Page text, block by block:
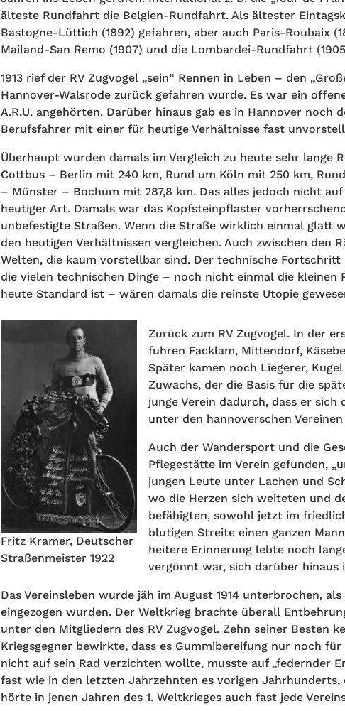
älteste Rundfahrt die Belgien-Rundfahrt. Als ältester
Bastogne-Lüttich (1892) gefahren, aber auch Paris-Roubaix
Mailand-San Remo (1907) und die Lombardei-Rundfahrt
1913 rief der RV Zugvogel „sein“ Rennen in Leben – den
Hannover-Walsrode zurück gefahren wurde. Es war ein
A.R.U. angehörten. Darüber hinaus gab es in Hannover noch
Berufsfahrer mit einer für heutige Verhältnisse fast
Überhaupt wurden damals im Vergleich zu heute sehr lange
Cottbus – Berlin mit 240 km, Rund um Köln mit 250 km,
– Münster – Bochum mit 287,8 km. Das alles jedoch nicht
heutiger Art. Damals war das Kopfsteinpflaster
unbefestigte Straßen. Wenn die Straße wirklich einmal glatt
den heutigen Verhältnissen vergleichen. Auch zwischen den
Welten, die kaum vorstellbar sind. Der technische
die vielen technischen Dinge – noch nicht einmal die kleinen
heute Standard ist – wären damals die reinste Utopie
Fritz Kramer, Deutscher
Straßenmeister 1922
Zurück zum RV Zugvogel. In der
fuhren Facklam, Mittendorf,
Später kamen noch Liegerer,
Zuwachs, der die Basis für die
junge Verein dadurch, dass er
unter den hannoverschen
Auch der Wandersport und die
Pflegestätte im Verein gefunden,
jungen Leute unter Lachen und
wo die Herzen sich weiteten und
befähigten, sowohl jetzt im
blutigen Streite einen ganzen
heitere Erinnerung lebte noch
vergönnt war, sich darüber hinaus
Das Vereinsleben wurde jäh im August 1914 unterbrochen,
eingezogen wurden. Der Weltkrieg brachte überall
unter den Mitgliedern des RV Zugvogel. Zehn seiner Besten
Kriegsgegner bewirkte, dass es Gummibereifung nur noch
nicht auf sein Rad verzichten wollte, musste auf „federnder
fast wie in den letzten Jahrzehnten es vorigen
hörte in jenen Jahren des 1. Weltkrieges auch fast jede